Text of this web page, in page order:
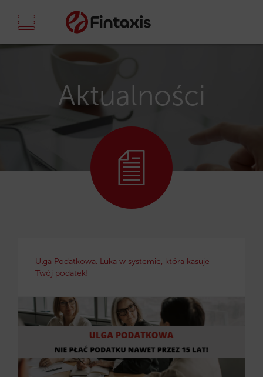
Aktualności
Ulga Podatkowa. Luka w systemie, która kasuje
Twój podatek!